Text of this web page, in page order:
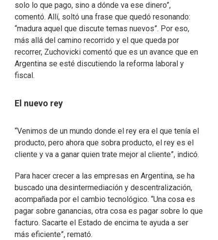
solo lo que pago, sino a dónde va ese dinero”,
comentó. Allí, soltó una frase que quedó resonando:
“madura aquel que discute temas nuevos”. Por eso,
más allá del camino recorrido y el que queda por
recorrer, Zuchovicki comentó que es un avance que en
Argentina se esté discutiendo la reforma laboral y
fiscal.
El nuevo rey
“Venimos de un mundo donde el rey era el que tenía el
producto, pero ahora que sobra producto, el rey es el
cliente y va a ganar quien trate mejor al cliente”, indicó.
Para hacer crecer a las empresas en Argentina, se ha
buscado una desintermediación y descentralización,
acompañada por el cambio tecnológico. “Una cosa es
pagar sobre ganancias, otra cosa es pagar sobre lo que
facturo. Sacarte el Estado de encima te ayuda a ser
más eficiente”, remató.